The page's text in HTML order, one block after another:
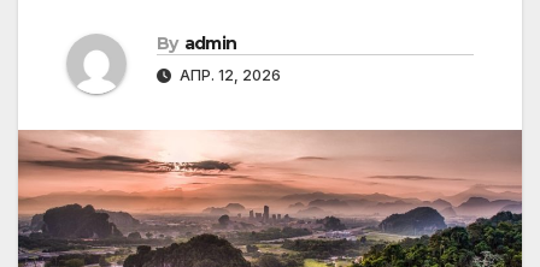
By admin
АПР. 12, 2026